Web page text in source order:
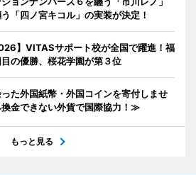
「四ノ宮キコル」の実装が決定！
】VITASサポート校が全国で躍進！福
の優勝、桜花学園が第３位
た外国紙幣・外国コインを寄付しませ
金できない外貨で国際協力！≫
もっと見る